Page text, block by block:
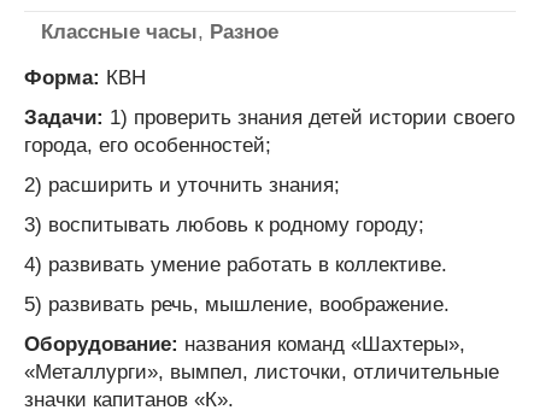
Классные часы, Разное
Форма: КВН
Задачи: 1) проверить знания детей истории своего
города, его особенностей;
2) расширить и уточнить знания;
3) воспитывать любовь к родному городу;
4) развивать умение работать в коллективе.
5) развивать речь, мышление, воображение.
Оборудование: названия команд «Шахтеры»,
«Металлурги», вымпел, листочки, отличительные
значки капитанов «К».